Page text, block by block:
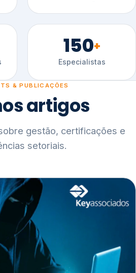
150+
Especialistas
& PUBLICAÇÕES
artigos
gestão, certificações e
setoriais.